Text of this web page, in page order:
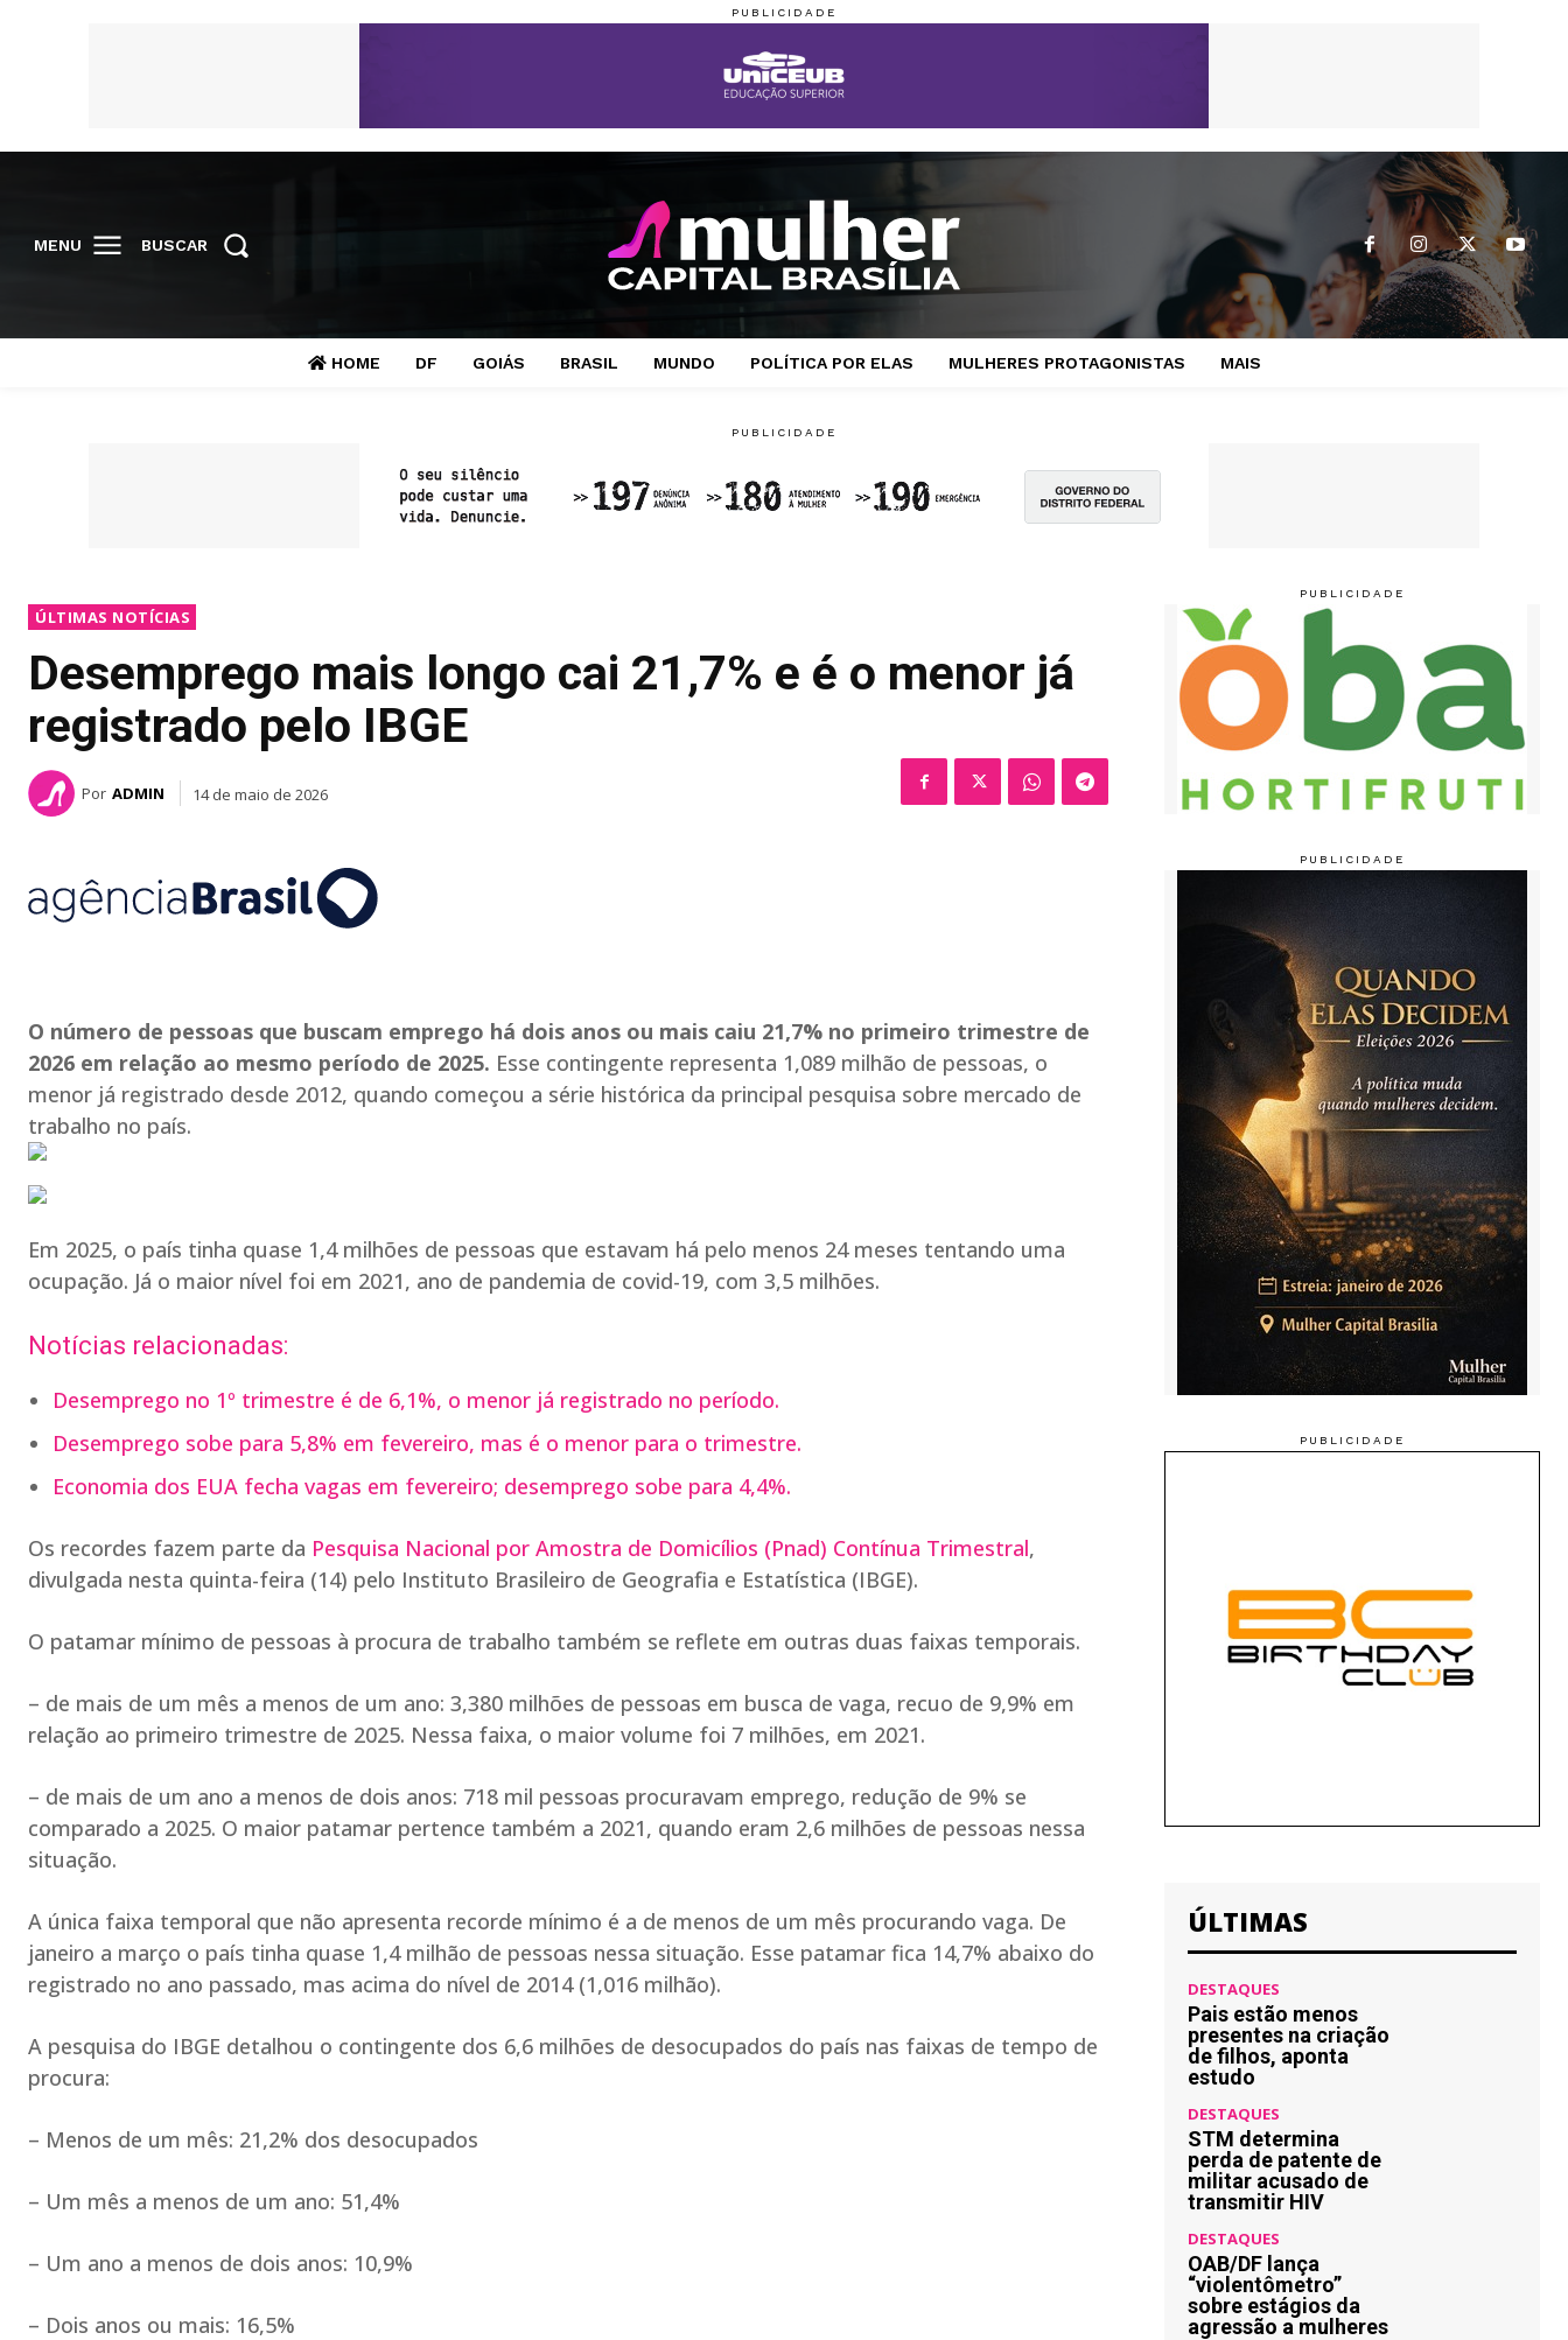
MENU BUSCAR
HOME DF GOIÁS BRASIL MUNDO POLÍTICA POR ELAS MULHERES PROTAGONISTAS MAIS
ÚLTIMAS NOTÍCIAS
Desemprego mais longo cai 21,7% e é o menor já
registrado pelo IBGE
Por ADMIN 14 de maio de 2026
O número de pessoas que buscam emprego há dois anos ou mais caiu 21,7% no primeiro trimestre de
2026 em relação ao mesmo período de 2025. Esse contingente representa 1,089 milhão de pessoas, o
menor já registrado desde 2012, quando começou a série histórica da principal pesquisa sobre mercado de
trabalho no país.
Em 2025, o país tinha quase 1,4 milhões de pessoas que estavam há pelo menos 24 meses tentando uma
ocupação. Já o maior nível foi em 2021, ano de pandemia de covid-19, com 3,5 milhões.
Notícias relacionadas:
Desemprego no 1º trimestre é de 6,1%, o menor já registrado no período.
Desemprego sobe para 5,8% em fevereiro, mas é o menor para o trimestre.
Economia dos EUA fecha vagas em fevereiro; desemprego sobe para 4,4%.
Os recordes fazem parte da Pesquisa Nacional por Amostra de Domicílios (Pnad) Contínua Trimestral,
divulgada nesta quinta-feira (14) pelo Instituto Brasileiro de Geografia e Estatística (IBGE).
O patamar mínimo de pessoas à procura de trabalho também se reflete em outras duas faixas temporais.
– de mais de um mês a menos de um ano: 3,380 milhões de pessoas em busca de vaga, recuo de 9,9% em
relação ao primeiro trimestre de 2025. Nessa faixa, o maior volume foi 7 milhões, em 2021.
– de mais de um ano a menos de dois anos: 718 mil pessoas procuravam emprego, redução de 9% se
comparado a 2025. O maior patamar pertence também a 2021, quando eram 2,6 milhões de pessoas nessa
situação.
A única faixa temporal que não apresenta recorde mínimo é a de menos de um mês procurando vaga. De
janeiro a março o país tinha quase 1,4 milhão de pessoas nessa situação. Esse patamar fica 14,7% abaixo do
registrado no ano passado, mas acima do nível de 2014 (1,016 milhão).
A pesquisa do IBGE detalhou o contingente dos 6,6 milhões de desocupados do país nas faixas de tempo de
procura:
– Menos de um mês: 21,2% dos desocupados
– Um mês a menos de um ano: 51,4%
– Um ano a menos de dois anos: 10,9%
– Dois anos ou mais: 16,5%
ÚLTIMAS
DESTAQUES
Pais estão menos
presentes na criação
de filhos, aponta
estudo
DESTAQUES
STM determina
perda de patente de
militar acusado de
transmitir HIV
DESTAQUES
OAB/DF lança
“violentômetro”
sobre estágios da
agressão a mulheres